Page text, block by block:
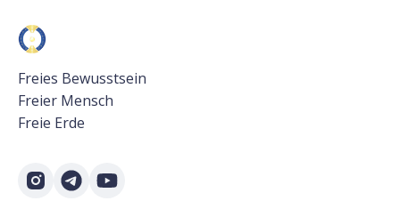
Freies Bewusstsein
Freier Mensch
Freie Erde